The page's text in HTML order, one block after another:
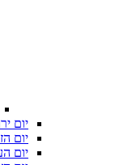
יום
יום
יום